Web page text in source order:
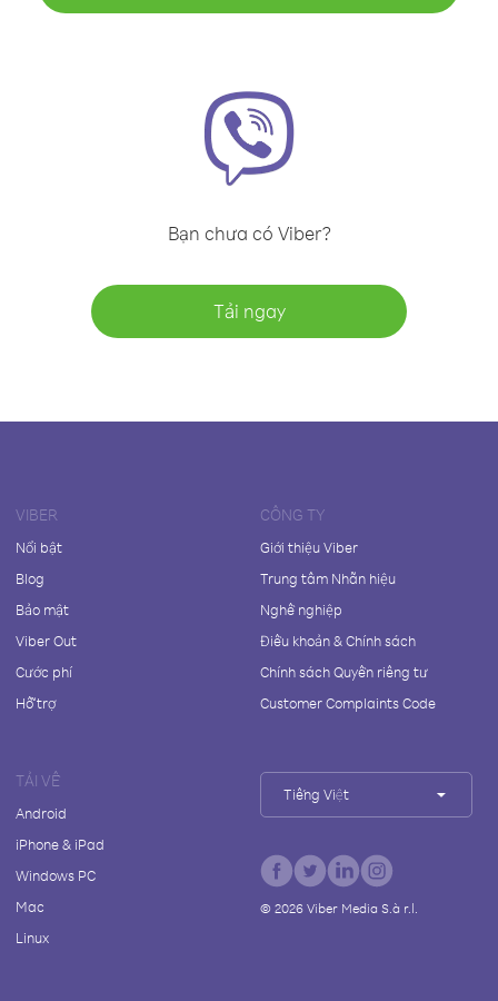
Bạn chưa có Viber?
Tải ngay
VIBER
Nổi bật
Blog
Bảo mật
Viber Out
Cước phí
Hỗ trợ
CÔNG TY
Giới thiệu Viber
Trung tâm Nhãn hiệu
Nghề nghiệp
Điều khoản & Chính sách
Chính sách Quyền riêng tư
Customer Complaints Code
TẢI VỀ
Android
iPhone & iPad
Windows PC
Mac
Linux
Tiếng Việt
© 2026Viber Media S.à r.l.